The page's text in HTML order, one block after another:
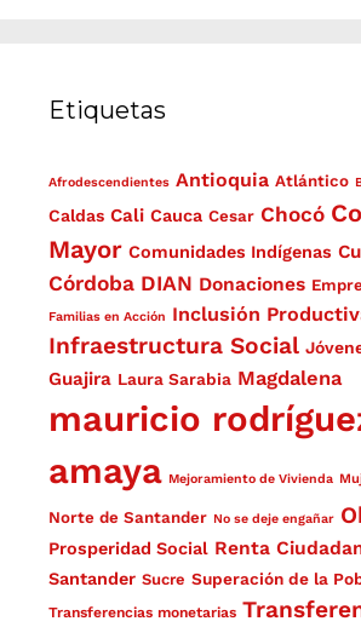
Etiquetas
Afrodescendientes Antioquia Atlántico
Caldas Cali Cauca Cesar Chocó
Mayor Comunidades Indígenas
Córdoba DIAN Donaciones
Familias en Acción Inclusión
Infraestructura Social
Guajira Laura Sarabia Magdalena
mauricio
amaya Mejoramiento de Vivienda
Norte de Santander No se deje engañar
Prosperidad Social Renta
Santander Sucre Superación de la
Transferencias monetarias